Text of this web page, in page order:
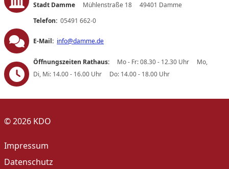
Stadt Damme Mühlenstraße 1849401 Damme
Telefon: 05491 662-0
E-Mail: info@damme.de
Öffnungszeiten Rathaus: Mo - Fr: 08.30 - 12.30 Uhr Mo,
Di, Mi: 14.00 - 16.00 Uhr Do: 14.00 - 18.00 Uhr
© 2026 KDO
Impressum
Datenschutz